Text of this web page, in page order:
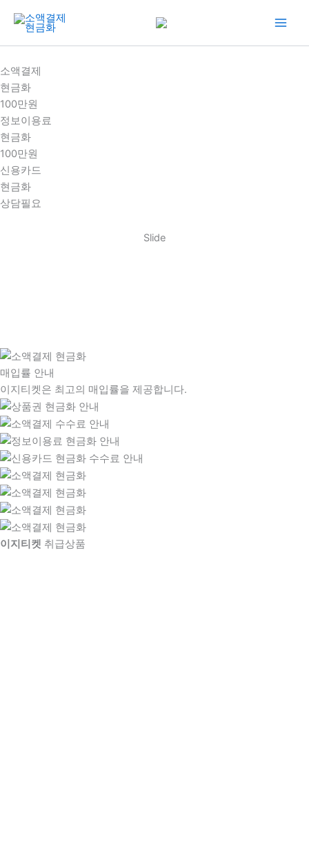
건
너
뛰
기
소액결제
현금화
100만원
정보이용료
현금화
100만원
신용카드
현금화
상담필요
Slide
매입률 안내
이지티켓은 최고의 매입률을 제공합니다.
이지티켓 취급상품